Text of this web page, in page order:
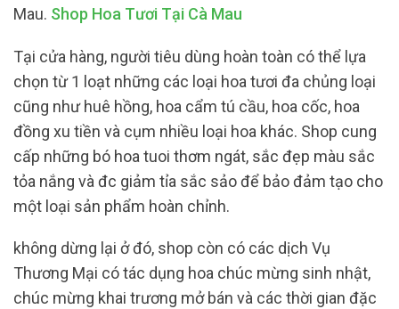
Mau. Shop Hoa Tươi Tại Cà Mau
Tại cửa hàng, người tiêu dùng hoàn toàn có thể lựa
chọn từ 1 loạt những các loại hoa tươi đa chủng loại
cũng như huê hồng, hoa cẩm tú cầu, hoa cốc, hoa
đồng xu tiền và cụm nhiều loại hoa khác. Shop cung
cấp những bó hoa tuoi thơm ngát, sắc đẹp màu sắc
tỏa nắng và đc giảm tỉa sắc sảo để bảo đảm tạo cho
một loại sản phẩm hoàn chỉnh.
không dừng lại ở đó, shop còn có các dịch Vụ
Thương Mại có tác dụng hoa chúc mừng sinh nhật,
chúc mừng khai trương mở bán và các thời gian đặc